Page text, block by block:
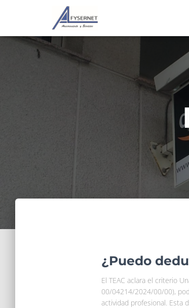
¿Puedo
El TEAC aclara el criterio
00/04214/2024/00/00),
actividad profesional. Esta